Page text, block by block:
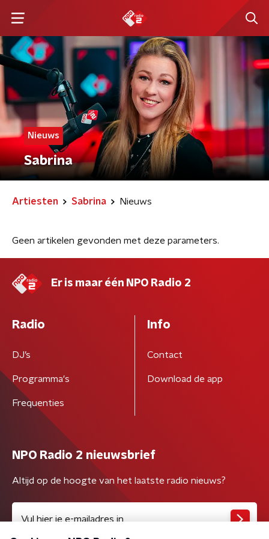
Nieuws
Sabrina
Artiesten Sabrina Nieuws
Geen artikelen gevonden met deze parameters.
Er is maar één NPO Radio 2
Radio
DJ’s
Programma's
Frequenties
Info
Contact
Download de app
NPO Radio 2 nieuwsbrief
Altijd op de hoogte van het laatste radio nieuws?